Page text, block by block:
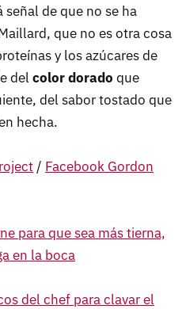
señal de que no se ha
que no es otra cosa
y los azúcares de
del color dorado que
del sabor tostado que
hecha.
/ Facebook Gordon
para que sea más tierna,
en la boca
del chef para clavar el